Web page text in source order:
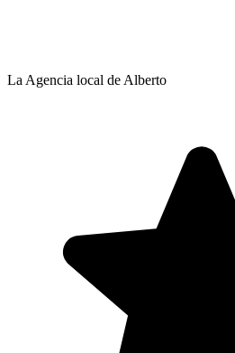
La Agencia local de Alberto